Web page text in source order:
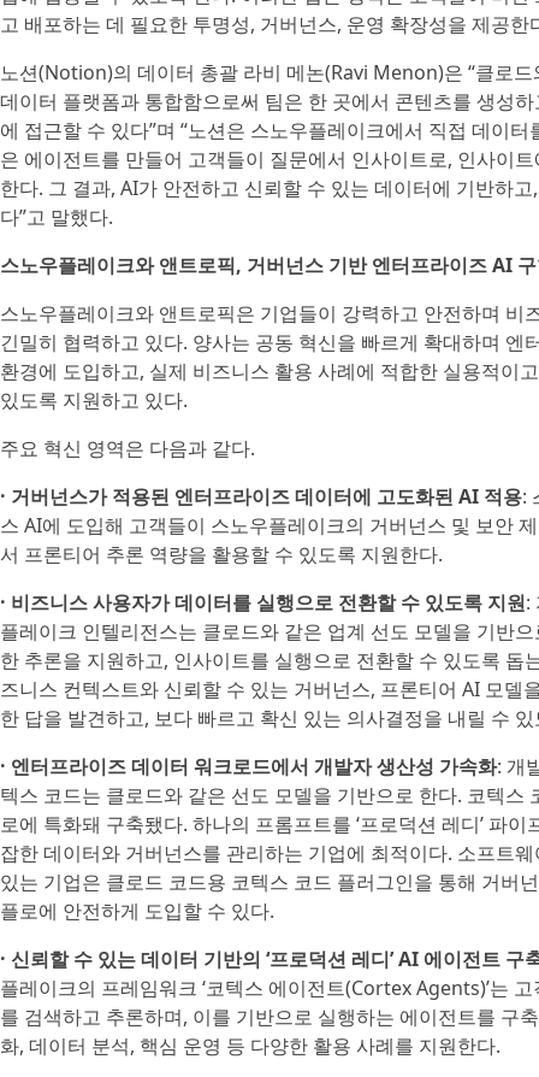
고 배포하는 데 필요한 투명성, 거버넌스, 운영 확장성을 제공한
노션(Notion)의 데이터 총괄 라비 메논(Ravi Menon)은 “클로
데이터 플랫폼과 통합함으로써 팀은 한 곳에서 콘텐츠를 생성
에 접근할 수 있다”며 “노션은 스노우플레이크에서 직접 데이
은 에이전트를 만들어 고객들이 질문에서 인사이트로, 인사이
한다. 그 결과, AI가 안전하고 신뢰할 수 있는 데이터에 기반하
다”고 말했다.
스노우플레이크와 앤트로픽, 거버넌스 기반 엔터프라이즈 AI
스노우플레이크와 앤트로픽은 기업들이 강력하고 안전하며 비
긴밀히 협력하고 있다. 양사는 공동 혁신을 빠르게 확대하며
환경에 도입하고, 실제 비즈니스 활용 사례에 적합한 실용적이
있도록 지원하고 있다.
주요 혁신 영역은 다음과 같다.
· 거버넌스가 적용된 엔터프라이즈 데이터에 고도화된 AI 적용:
스 AI에 도입해 고객들이 스노우플레이크의 거버넌스 및 보안
서 프론티어 추론 역량을 활용할 수 있도록 지원한다.
· 비즈니스 사용자가 데이터를 실행으로 전환할 수 있도록 지원:
플레이크 인텔리전스는 클로드와 같은 업계 선도 모델을 기반
한 추론을 지원하고, 인사이트를 실행으로 전환할 수 있도록
즈니스 컨텍스트와 신뢰할 수 있는 거버넌스, 프론티어 AI 모델
한 답을 발견하고, 보다 빠르고 확신 있는 의사결정을 내릴 수
· 엔터프라이즈 데이터 워크로드에서 개발자 생산성 가속화: 개
텍스 코드는 클로드와 같은 선도 모델을 기반으로 한다. 코텍
로에 특화돼 구축됐다. 하나의 프롬프트를 ‘프로덕션 레디’ 파
잡한 데이터와 거버넌스를 관리하는 기업에 최적이다. 소프트
있는 기업은 클로드 코드용 코텍스 코드 플러그인을 통해 거버
플로에 안전하게 도입할 수 있다.
· 신뢰할 수 있는 데이터 기반의 ‘프로덕션 레디’ AI 에이전트 구
플레이크의 프레임워크 ‘코텍스 에이전트(Cortex Agents)’는
를 검색하고 추론하며, 이를 기반으로 실행하는 에이전트를 구
화, 데이터 분석, 핵심 운영 등 다양한 활용 사례를 지원한다.